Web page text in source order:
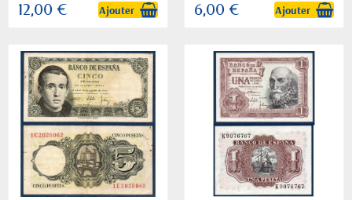
12,00 € Ajouter 6,00 € Ajouter